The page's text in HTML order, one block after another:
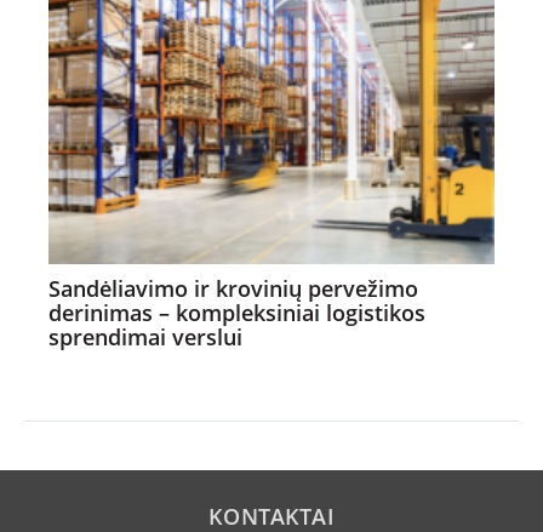
Sandėliavimo ir krovinių pervežimo
derinimas – kompleksiniai logistikos
sprendimai verslui
KONTAKTAI